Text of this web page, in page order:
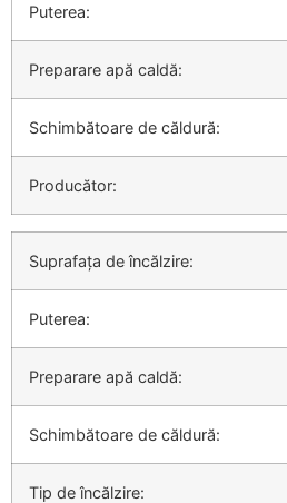
Puterea:
Preparare apă caldă:
Schimbătoare de căldură:
Producător:
Suprafața de încălzire:
Puterea:
Preparare apă caldă:
Schimbătoare de căldură:
Tip de încălzire: